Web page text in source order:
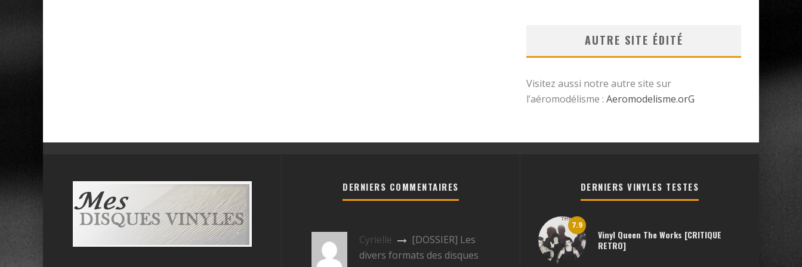
AUTRE SITE ÉDITÉ
Visitez aussi notre autre site sur
l’aéromodélisme : Aeromodelisme.orG
DERNIERS COMMENTAIRES
Cyrielle
[DOSSIER] Les
divers formats des disques
DERNIERS VINYLES TESTES
7.9
Vinyl Queen The Works [CRITIQUE
RETRO]